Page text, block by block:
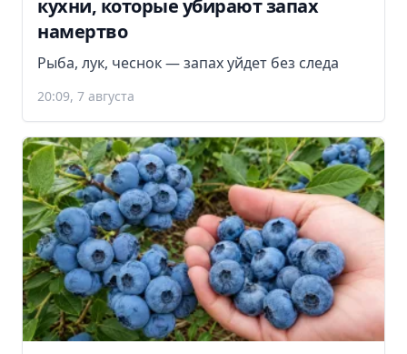
кухни, которые убирают запах
намертво
Рыба, лук, чеснок — запах уйдет без следа
20:09, 7 августа